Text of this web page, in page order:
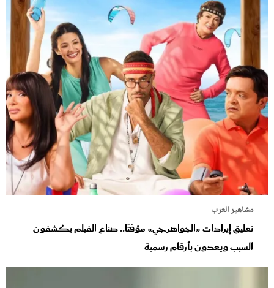
مشاهير العرب
تعليق إيرادات «الجواهرجي» مؤقتًا.. صناع الفيلم يكشفون
السبب ويعدون بأرقام رسمية